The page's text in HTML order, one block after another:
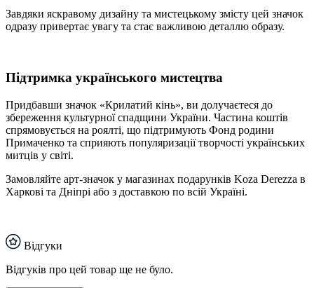
Завдяки яскравому дизайну та мистецькому змісту цей значок
одразу привертає увагу та стає важливою деталлю образу.
Підтримка українського мистецтва
Придбавши значок «Крилатий кінь», ви долучаєтеся до
збереження культурної спадщини України. Частина коштів
спрямовується на роялті, що підтримують Фонд родини
Примаченко та сприяють популяризації творчості українських
митців у світі.
Замовляйте арт-значок у магазинах подарунків Koza Derezza в
Харкові та Дніпрі або з доставкою по всій Україні.
Відгуки
Відгуків про цей товар ще не було.